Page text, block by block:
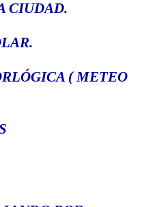
CIUDAD.
.
( METEO